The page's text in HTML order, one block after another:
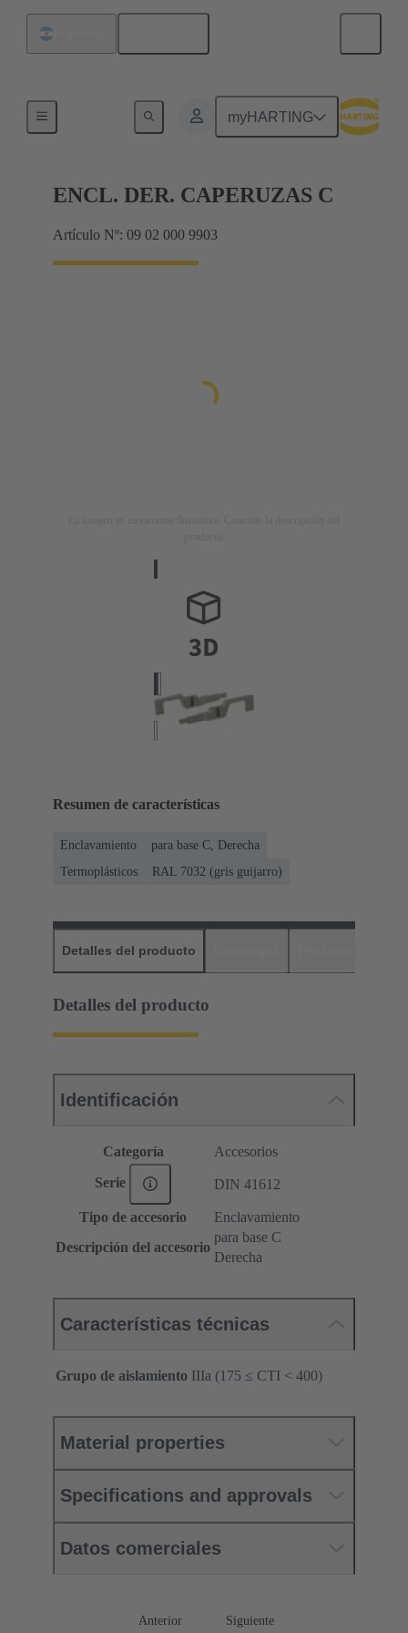
myHARTING
ENCL. DER. CAPERUZAS C
Artículo Nº: 09 02 000 9903
Resumen de características
Enclavamiento
para base C, Derecha
Termoplásticos
RAL 7032 (gris guijarro)
Detalles del producto
Detalles del producto
Identificación
Categoría Accesorios
Serie DIN 41612
Tipo de accesorio
Enclavamiento
Descripción del accesorio
para base C
Derecha
Características técnicas
Grupo de aislamiento IIIa (175 ≤ CTI < 400)
Material properties
Specifications and approvals
Datos comerciales
Anterior Siguiente